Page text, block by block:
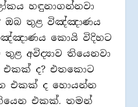
හඳුනාගන්නවා
ඔබ තුළ විඤ්ඤාණය
කොයි විදිහට
අවිද්‍යාව තියෙනවා
ද? එතකොට
එකක් ද හොයන්න
එකක්. තමන්